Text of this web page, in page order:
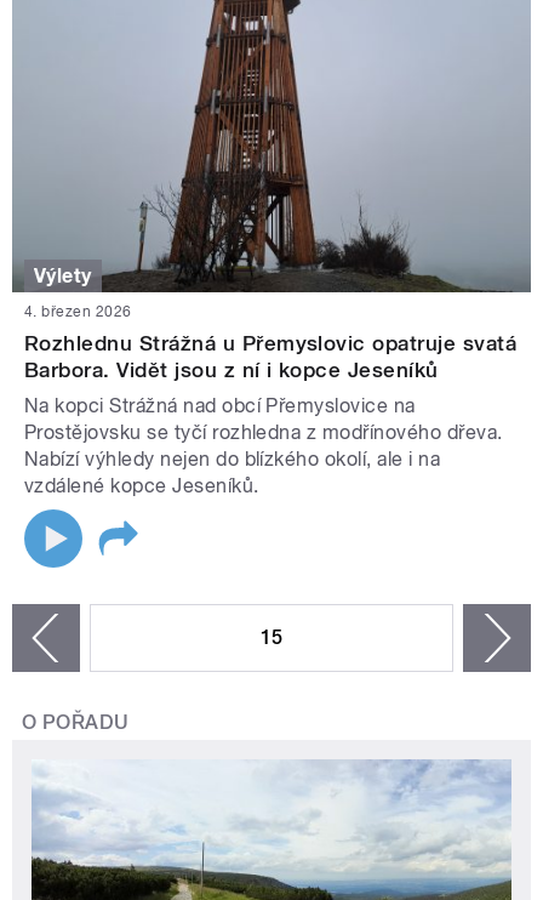
Výlety
4. březen 2026
Rozhlednu Strážná u Přemyslovic opatruje svatá
Barbora. Vidět jsou z ní i kopce Jeseníků
Na kopci Strážná nad obcí Přemyslovice na
Prostějovsku se tyčí rozhledna z modřínového dřeva.
Nabízí výhledy nejen do blízkého okolí, ale i na
vzdálené kopce Jeseníků.
15
O POŘADU